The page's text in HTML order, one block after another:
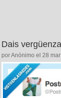
Dais
por Anónimo el 28